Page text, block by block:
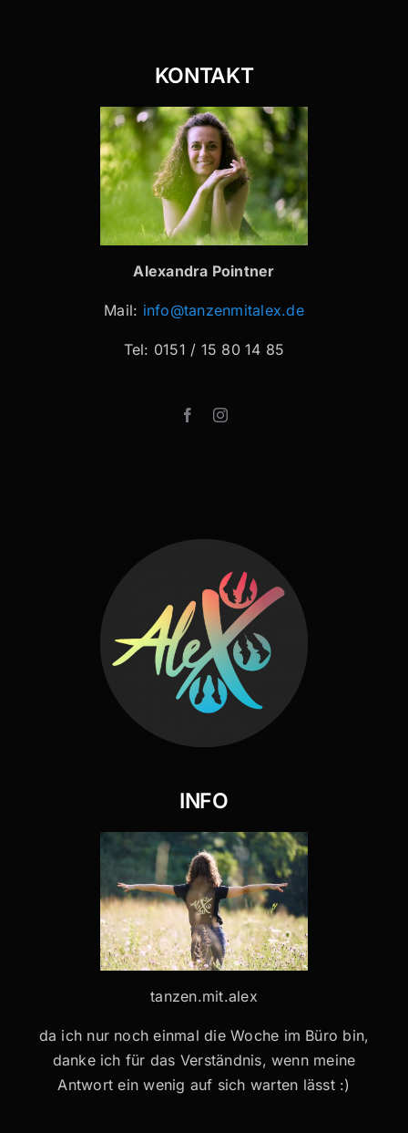
KONTAKT
Alexandra Pointner
Mail: info@tanzenmitalex.de
Tel: 0151 / 15 80 14 85
INFO
tanzen.mit.alex
da ich nur noch einmal die Woche im Büro bin,
danke ich für das Verständnis, wenn meine
Antwort ein wenig auf sich warten lässt :)